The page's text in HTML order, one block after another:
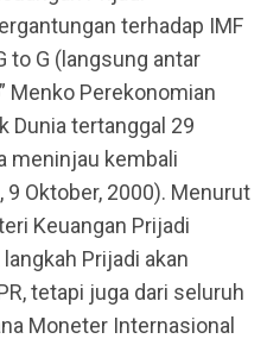
terhadap IMF
to G (langsung antar
Menko Perekonomian
Dunia tertanggal 29
meninjau kembali
Oktober, 2000). Menurut
Keuangan Prijadi
Prijadi akan
tetapi juga dari seluruh
Moneter Internasional